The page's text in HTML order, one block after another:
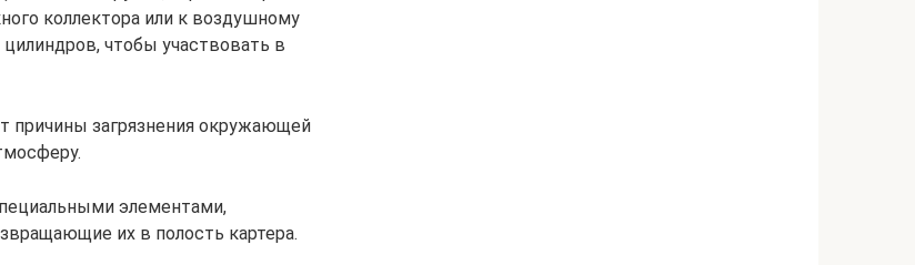
коллектора или к воздушному
чтобы участвовать в
причины загрязнения окружающей
элементами,
их в полость картера.